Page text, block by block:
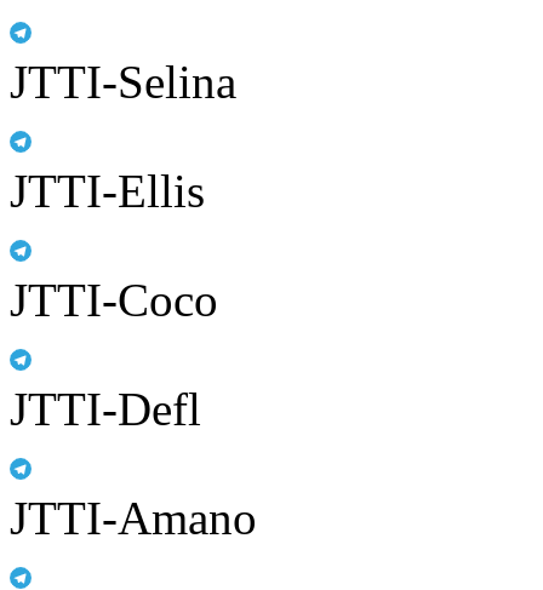
JTTI-Selina
JTTI-Ellis
JTTI-Coco
JTTI-Defl
JTTI-Amano